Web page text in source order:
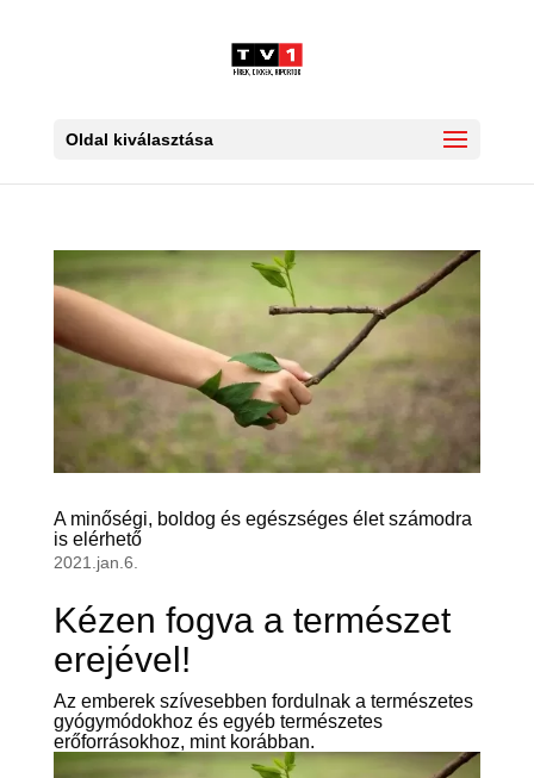
Oldal kiválasztása
A minőségi, boldog és egészséges élet számodra
is elérhető
2021.jan.6.
Kézen fogva a természet
erejével!
Az emberek szívesebben fordulnak a természetes
gyógymódokhoz és egyéb természetes
erőforrásokhoz, mint korábban.